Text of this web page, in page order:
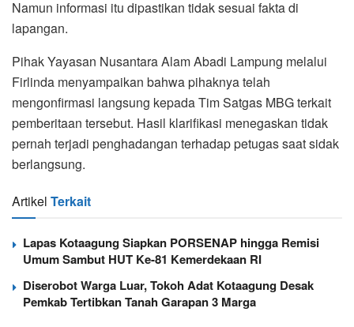
Namun informasi itu dipastikan tidak sesuai fakta di
lapangan.
Pihak Yayasan Nusantara Alam Abadi Lampung melalui
Firlinda menyampaikan bahwa pihaknya telah
mengonfirmasi langsung kepada Tim Satgas MBG terkait
pemberitaan tersebut. Hasil klarifikasi menegaskan tidak
pernah terjadi penghadangan terhadap petugas saat sidak
berlangsung.
Artikel Terkait
Lapas Kotaagung Siapkan PORSENAP hingga Remisi
Umum Sambut HUT Ke-81 Kemerdekaan RI
Diserobot Warga Luar, Tokoh Adat Kotaagung Desak
Pemkab Tertibkan Tanah Garapan 3 Marga